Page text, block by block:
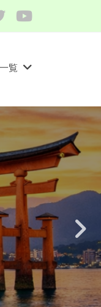
TwitterYouTube
覧